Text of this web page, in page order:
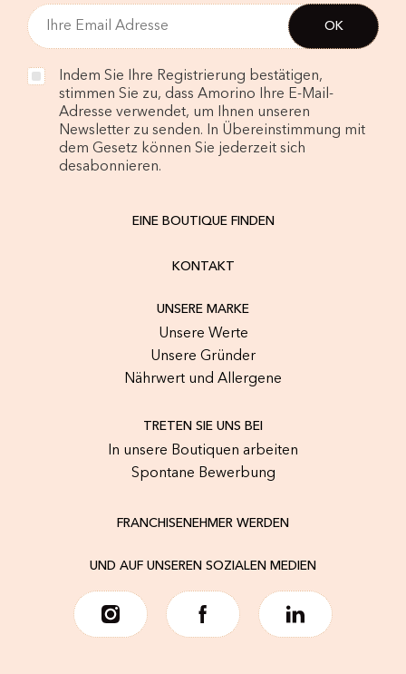
Indem Sie Ihre Registrierung bestätigen,
stimmen Sie zu, dass Amorino Ihre E-Mail-
Adresse verwendet, um Ihnen unseren
Newsletter zu senden. In Übereinstimmung mit
dem Gesetz können Sie jederzeit sich
desabonnieren.
EINE BOUTIQUE FINDEN
KONTAKT
UNSERE MARKE
Unsere Werte
Unsere Gründer
Nährwert und Allergene
TRETEN SIE UNS BEI
In unsere Boutiquen arbeiten
Spontane Bewerbung
FRANCHISENEHMER WERDEN
UND AUF UNSEREN SOZIALEN MEDIEN